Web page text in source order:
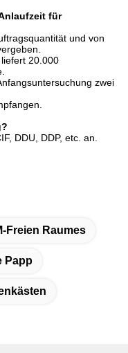
für
und von
20.000
zwei
DDU, DDP, etc. an.
Freien Raumes
Papp